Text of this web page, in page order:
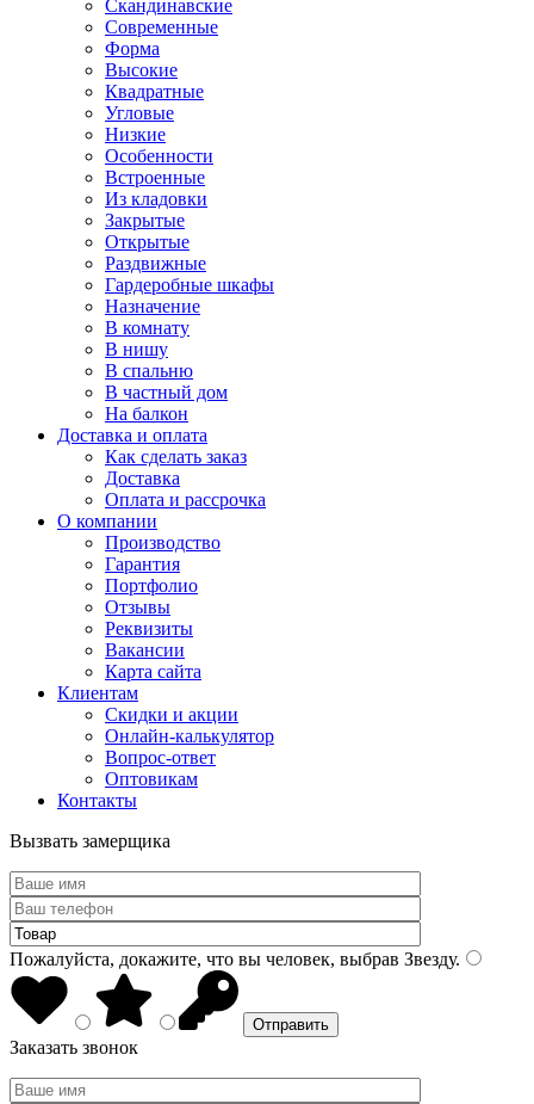
Скандинавские
Современные
Форма
Высокие
Квадратные
Угловые
Низкие
Особенности
Встроенные
Из кладовки
Закрытые
Открытые
Раздвижные
Гардеробные шкафы
Назначение
В комнату
В нишу
В спальню
В частный дом
На балкон
Доставка и оплата
Как сделать заказ
Доставка
Оплата и рассрочка
О компании
Производство
Гарантия
Портфолио
Отзывы
Реквизиты
Вакансии
Карта сайта
Клиентам
Скидки и акции
Онлайн-калькулятор
Вопрос-ответ
Оптовикам
Контакты
Вызвать замерщика
Пожалуйста, докажите, что вы человек, выбрав Звезду.
Заказать звонок